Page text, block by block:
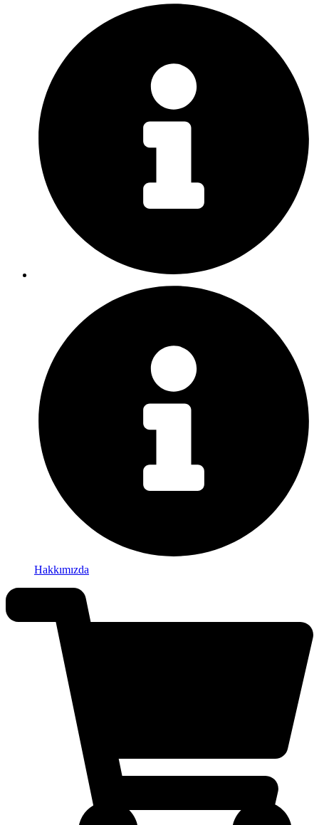
Hakkımızda